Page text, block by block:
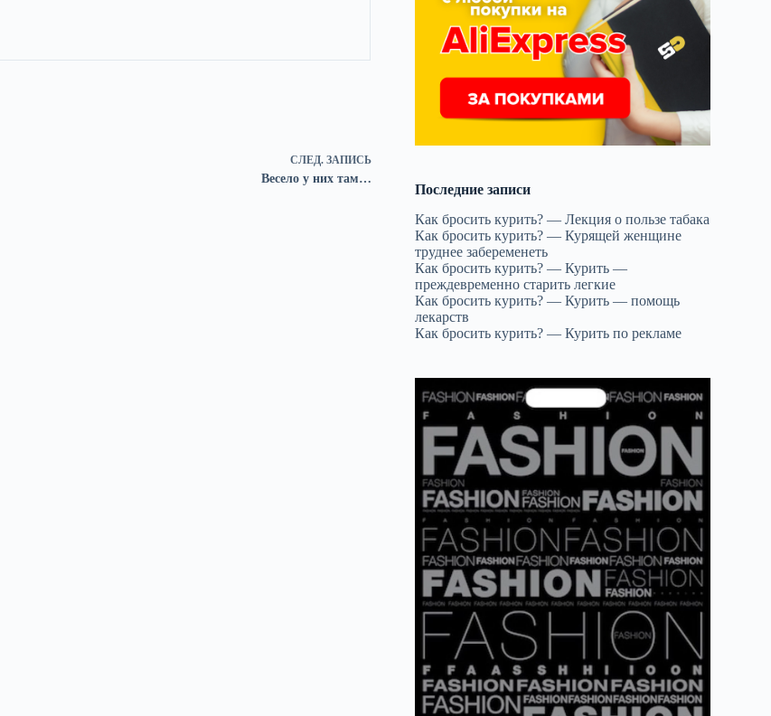
СЛЕД. ЗАПИСЬ
Весело у них там…
Последние записи
Как бросить курить? — Лекция о пользе табака
Как бросить курить? — Курящей женщине
труднее забеременеть
Как бросить курить? — Курить —
преждевременно старить легкие
Как бросить курить? — Курить — помощь
лекарств
Как бросить курить? — Курить по рекламе